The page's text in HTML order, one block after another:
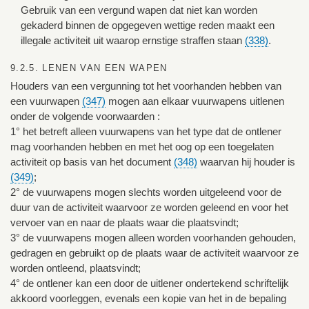
Gebruik van een vergund wapen dat niet kan worden
gekaderd binnen de opgegeven wettige reden maakt een
illegale activiteit uit waarop ernstige straffen staan (338).
9.2.5. LENEN VAN EEN WAPEN
Houders van een vergunning tot het voorhanden hebben van
een vuurwapen (347) mogen aan elkaar vuurwapens uitlenen
onder de volgende voorwaarden :
1° het betreft alleen vuurwapens van het type dat de ontlener
mag voorhanden hebben en met het oog op een toegelaten
activiteit op basis van het document (348) waarvan hij houder is
(349);
2° de vuurwapens mogen slechts worden uitgeleend voor de
duur van de activiteit waarvoor ze worden geleend en voor het
vervoer van en naar de plaats waar die plaatsvindt;
3° de vuurwapens mogen alleen worden voorhanden gehouden,
gedragen en gebruikt op de plaats waar de activiteit waarvoor ze
worden ontleend, plaatsvindt;
4° de ontlener kan een door de uitlener ondertekend schriftelijk
akkoord voorleggen, evenals een kopie van het in de bepaling